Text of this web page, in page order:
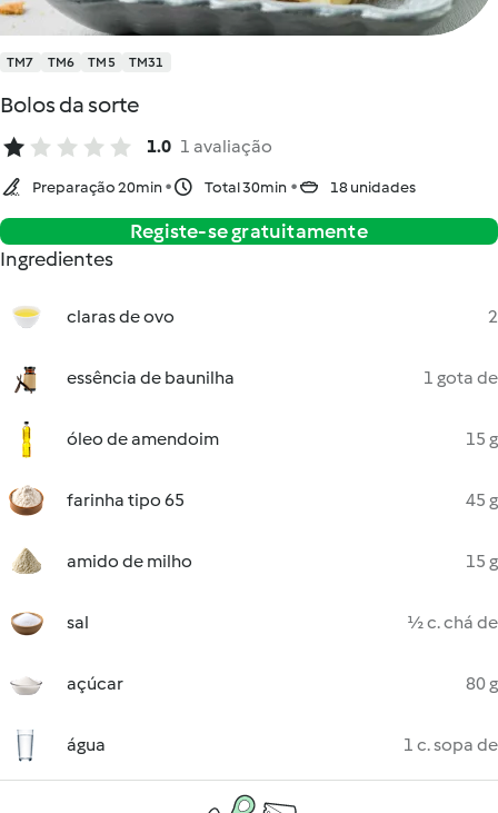
TM7 TM6 TM5 TM31
Bolos da sorte
1.0 1 avaliação
Preparação 20min Total 30min 18 unidades
Registe-se gratuitamente
Ingredientes
claras de ovo 2
essência de baunilha 1 gota de
óleo de amendoim 15 g
farinha tipo 65 45 g
amido de milho 15 g
sal ½ c. chá de
açúcar 80 g
água 1 c. sopa de